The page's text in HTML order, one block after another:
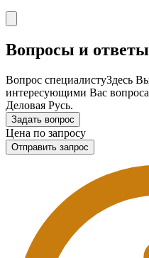
Вопросы и ответы
Вопрос специалистуЗдесь
интересующими Вас
Деловая Русь.
Задать вопрос
Цена по запросу
Отправить запрос